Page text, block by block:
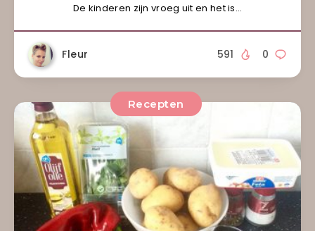
De kinderen zijn vroeg uit en het is…
Fleur 0
591
Recepten